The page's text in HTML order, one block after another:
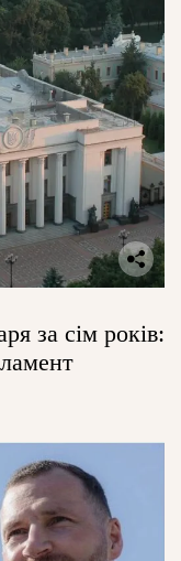
за сім років: